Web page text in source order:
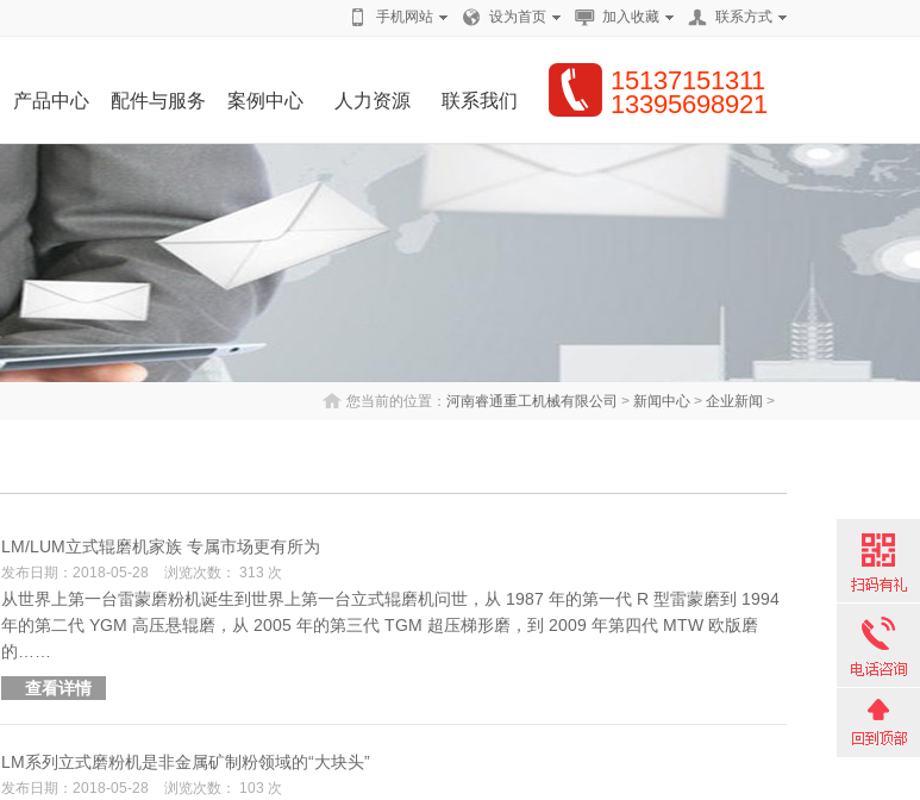
手机网站 设为首页 加入收藏 联系方式
产品中心 配件与服务 案例中心 人力资源 联系我们
15137151311
13395698921
您当前的位置： 河南睿通重工机械有限公司 > 新闻中心 > 企业新闻 >
LM/LUM立式辊磨机家族 专属市场更有所为
发布日期：2018-05-28 浏览次数： 313 次
从世界上第一台雷蒙磨粉机诞生到世界上第一台立式辊磨机问世，从 1987 年的第一代 R 型雷蒙磨到 1994
年的第二代 YGM 高压悬辊磨，从 2005 年的第三代 TGM 超压梯形磨，到 2009 年第四代 MTW 欧版磨
的……
查看详情
LM系列立式磨粉机是非金属矿制粉领域的“大块头”
发布日期：2018-05-28 浏览次数： 103 次